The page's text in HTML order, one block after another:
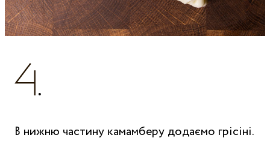
В нижню частину камамберу додаємо грісіні.